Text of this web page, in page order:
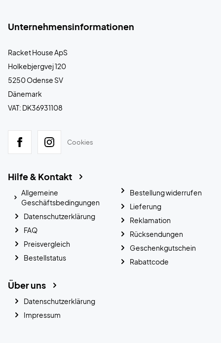
Unternehmensinformationen
Racket House ApS
Holkebjergvej 120
5250 Odense SV
Dänemark
VAT: DK36931108
Cookies
Hilfe & Kontakt
Allgemeine
Geschäftsbedingungen
Datenschutzerklärung
FAQ
Preisvergleich
Bestellstatus
Bestellung widerrufen
Lieferung
Reklamation
Rücksendungen
Geschenkgutschein
Rabattcode
Über uns
Datenschutzerklärung
Impressum